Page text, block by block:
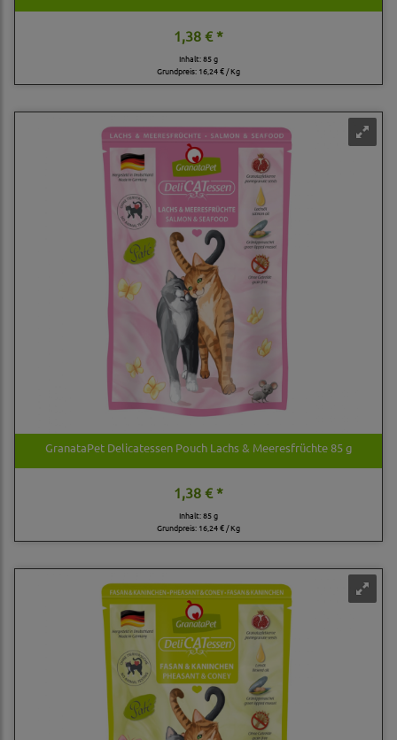
1,38 € *
Inhalt: 85 g
Grundpreis: 16,24 € / Kg
GranataPet Delicatessen Pouch Lachs & Meeresfrüchte 85 g
1,38 € *
Inhalt: 85 g
Grundpreis: 16,24 € / Kg